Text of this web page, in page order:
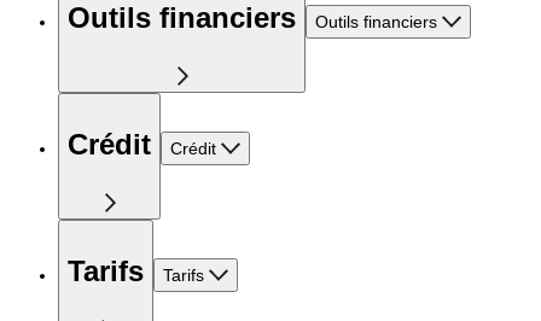
Outils financiers Outils financiers
Crédit Crédit
Tarifs Tarifs